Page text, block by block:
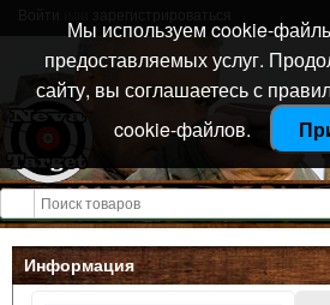
Открыть меню
Информация
Мы используем cookie-
предоставляемых услуг.
сайту, вы соглашаетесь с
cookie-файлов.